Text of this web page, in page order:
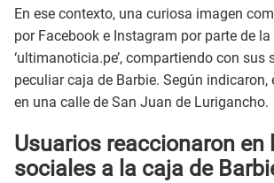
En ese contexto, una curiosa imagen
por Facebook e Instagram por parte de
‘ultimanoticia.pe’, compartiendo con sus
peculiar caja de Barbie. Según indicaron,
en una calle de San Juan de Lurigancho.
Usuarios reaccionaron en
sociales a la caja de